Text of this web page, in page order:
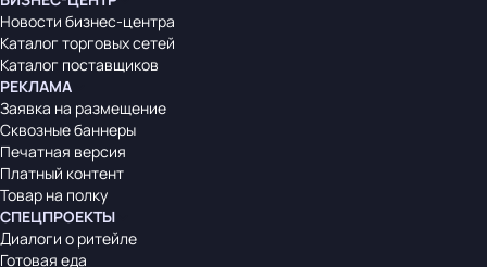
Новости бизнес-центра
Каталог торговых сетей
Каталог поставщиков
РЕКЛАМА
Заявка на размещение
Сквозные баннеры
Печатная версия
Платный контент
Товар на полку
СПЕЦПРОЕКТЫ
Диалоги о ритейле
Готовая еда